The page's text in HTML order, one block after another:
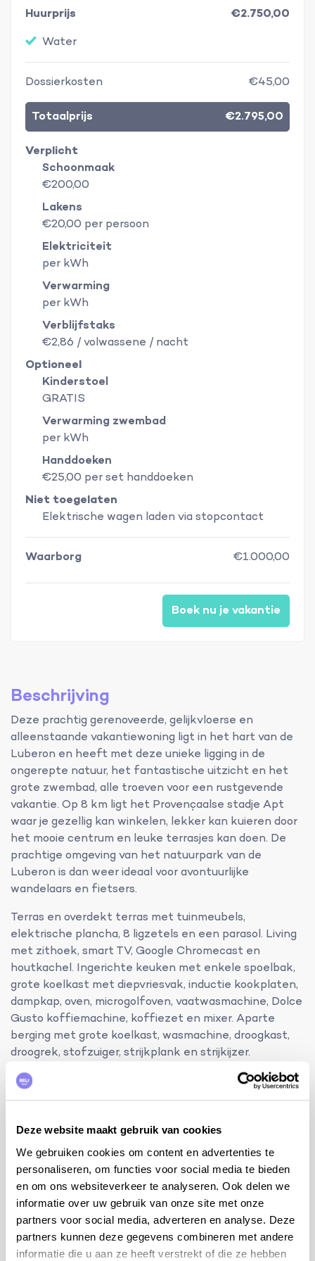
Deze website maakt gebruik van cookies
We gebruiken cookies om content en advertenties te
personaliseren, om functies voor social media te bieden
en om ons websiteverkeer te analyseren. Ook delen we
informatie over uw gebruik van onze site met onze
partners voor social media, adverteren en analyse. Deze
partners kunnen deze gegevens combineren met andere
informatie die u aan ze heeft verstrekt of die ze hebben
Huurprijs
€2.750,00
Water
Dossierkosten €45,00
Totaalprijs €2.795,00
Verplicht
Schoonmaak
€200,00
Lakens
€20,00 per persoon
Elektriciteit
per kWh
Verwarming
per kWh
Verblijfstaks
€2,86 / volwassene / nacht
Optioneel
Kinderstoel
GRATIS
Verwarming zwembad
per kWh
Handdoeken
€25,00 per set handdoeken
Niet toegelaten
Elektrische wagen laden via stopcontact
Waarborg €1.000,00
Boek nu je vakantie
Beschrijving
Deze prachtig gerenoveerde, gelijkvloerse en
alleenstaande vakantiewoning ligt in het hart van de
Luberon en heeft met deze unieke ligging in de
ongerepte natuur, het fantastische uitzicht en het
grote zwembad, alle troeven voor een rustgevende
vakantie. Op 8 km ligt het Provençaalse stadje Apt
waar je gezellig kan winkelen, lekker kan kuieren door
het mooie centrum en leuke terrasjes kan doen. De
prachtige omgeving van het natuurpark van de
Luberon is dan weer ideaal voor avontuurlijke
wandelaars en fietsers.
Terras en overdekt terras met tuinmeubels,
elektrische plancha, 8 ligzetels en een parasol. Living
met zithoek, smart TV, Google Chromecast en
houtkachel. Ingerichte keuken met enkele spoelbak,
grote koelkast met diepvriesvak, inductie kookplaten,
dampkap, oven, microgolfoven, vaatwasmachine, Dolce
Gusto koffiemachine, koffiezet en mixer. Aparte
berging met grote koelkast, wasmachine, droogkast,
droogrek, stofzuiger, strijkplank en strijkijzer.
bijkomende info:
internet WiFi (via glasvezel kabel)
houten luiken en verduisterende gordijnen op de
slaapkamers
gezelschapsspellen
tafeltennis
petanque terrein en petanque ballen
om veiligheid– en verzekeringsredenen is het
laden van de elektrische wagen via het huisnet
niet mogelijk